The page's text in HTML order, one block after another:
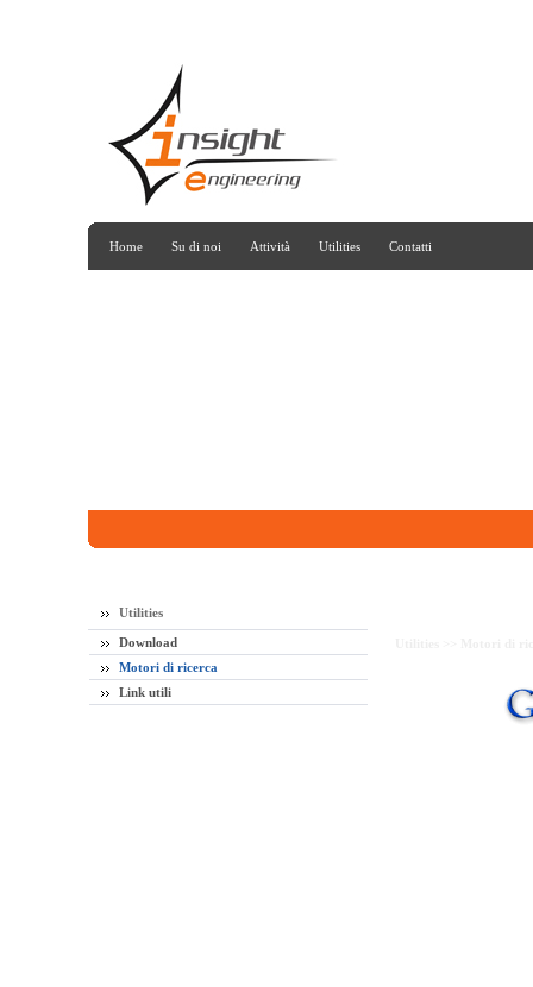
Home Su di noi Attività Utilities Contatti
Utilities
Download
Motori di ricerca
Link utili